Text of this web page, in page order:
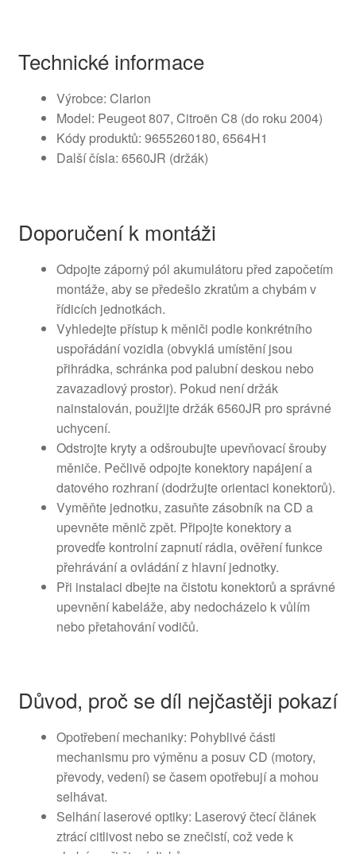
Technické informace
Výrobce: Clarion
Model: Peugeot 807, Citroën C8 (do roku 2004)
Kódy produktů: 9655260180, 6564H1
Další čísla: 6560JR (držák)
Doporučení k montáži
Odpojte záporný pól akumulátoru před započetím
montáže, aby se předešlo zkratům a chybám v
řídicích jednotkách.
Vyhledejte přístup k měniči podle konkrétního
uspořádání vozidla (obvyklá umístění jsou
přihrádka, schránka pod palubní deskou nebo
zavazadlový prostor). Pokud není držák
nainstalován, použijte držák 6560JR pro správné
uchycení.
Odstrojte kryty a odšroubujte upevňovací šrouby
měniče. Pečlivě odpojte konektory napájení a
datového rozhraní (dodržujte orientaci konektorů).
Vyměňte jednotku, zasuňte zásobník na CD a
upevněte měnič zpět. Připojte konektory a
provedťe kontrolní zapnutí rádia, ověření funkce
přehrávání a ovládání z hlavní jednotky.
Při instalaci dbejte na čistotu konektorů a správné
upevnění kabeláže, aby nedocházelo k vůlím
nebo přetahování vodičů.
Důvod, proč se díl nejčastěji pokazí
Opotřebení mechaniky: Pohyblivé části
mechanismu pro výměnu a posuv CD (motory,
převody, vedení) se časem opotřebují a mohou
selhávat.
Selhání laserové optiky: Laserový čtecí článek
ztrácí citlivost nebo se znečistí, což vede k